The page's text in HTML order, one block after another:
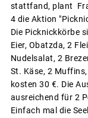
stattfand, plant
4 die Aktion
Die Picknickkörbe
Eier, Obatzda, 2
Nudelsalat, 2
St. Käse, 2
kosten 30 €. Die
ausreichend für 2
Einfach mal die